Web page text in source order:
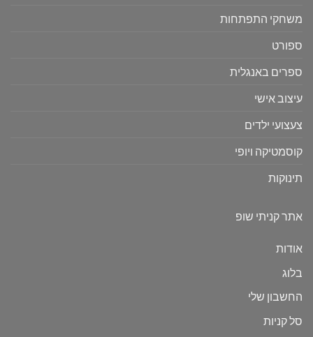
משחקי התפתחות
ספורט
ספרים באנגלית
עיצוב אישי
צעצועי ילדים
קוסמטיקה ויופי
תינוקות
אתר קניתי שופ
אודות
בלוג
החשבון שלי
סל קניות